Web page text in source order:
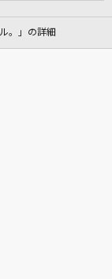
。」の詳細